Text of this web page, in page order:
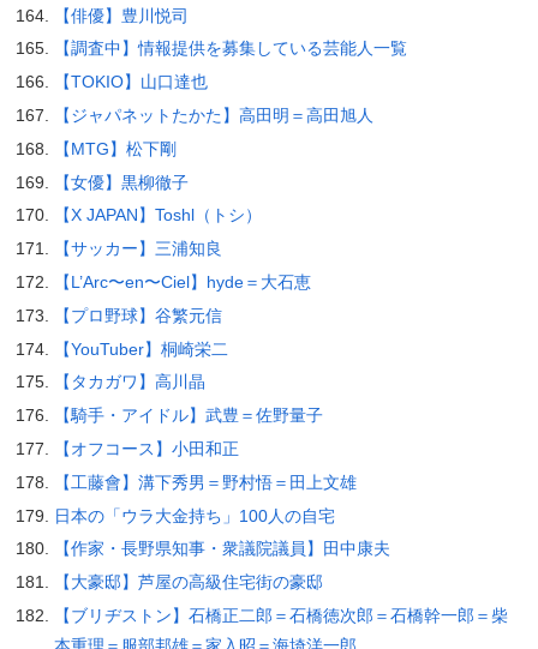
【俳優】豊川悦司
【調査中】情報提供を募集している芸能人一覧
【TOKIO】山口達也
【ジャパネットたかた】高田明＝高田旭人
【MTG】松下剛
【女優】黒柳徹子
【X JAPAN】Toshl（トシ）
【サッカー】三浦知良
【L’Arc〜en〜Ciel】hyde＝大石恵
【プロ野球】谷繁元信
【YouTuber】桐崎栄二
【タカガワ】高川晶
【騎手・アイドル】武豊＝佐野量子
【オフコース】小田和正
【工藤會】溝下秀男＝野村悟＝田上文雄
日本の「ウラ大金持ち」100人の自宅
【作家・長野県知事・衆議院議員】田中康夫
【大豪邸】芦屋の高級住宅街の豪邸
【ブリヂストン】石橋正二郎＝石橋徳次郎＝石橋幹一郎＝柴